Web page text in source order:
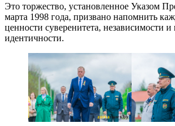
Это торжество, установленное Указом
марта 1998 года, призвано напомнить
ценности суверенитета, независимости
идентичности.